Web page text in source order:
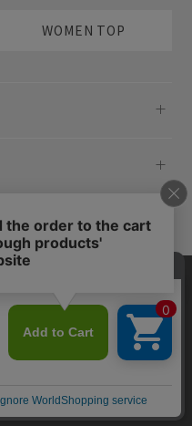
WOMEN TOP
All Rights Reserved
テンツの最適な提供、トラフィ
ています。サイトの閲覧を継続
のといたします。詳細について
い。
じる